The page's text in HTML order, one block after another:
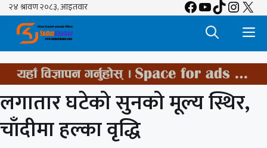
Skip
content
Facebook
YouTube
TikTok
X
लगातार घटेको सुनको मूल्य स्थिर,
चाँदीमा हल्का वृद्धि